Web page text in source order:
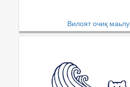
Вилоят очиқ